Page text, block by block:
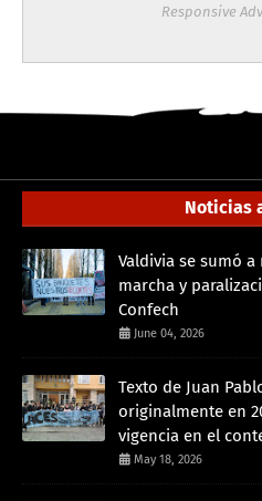
Responsive
Noticias
Valdivia se sumó
marcha y
Confech
June 04, 2026
Texto de Juan
originalmente en
vigencia en el
May 18, 2026